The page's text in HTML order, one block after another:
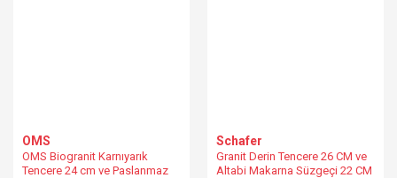
OMS
OMS Biogranit Karnıyarık
Tencere 24 cm ve Paslanmaz
Schafer
Granit Derin Tencere 26 CM ve
Altabi Makarna Süzgeçi 22 CM